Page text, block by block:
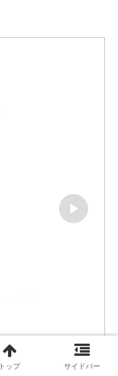
トップ サイドバー